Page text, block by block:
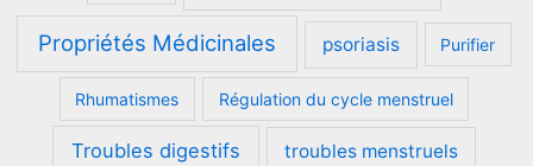
Propriétés Médicinales psoriasis Purifier
Rhumatismes Régulation du cycle menstruel
Troubles digestifs troubles menstruels